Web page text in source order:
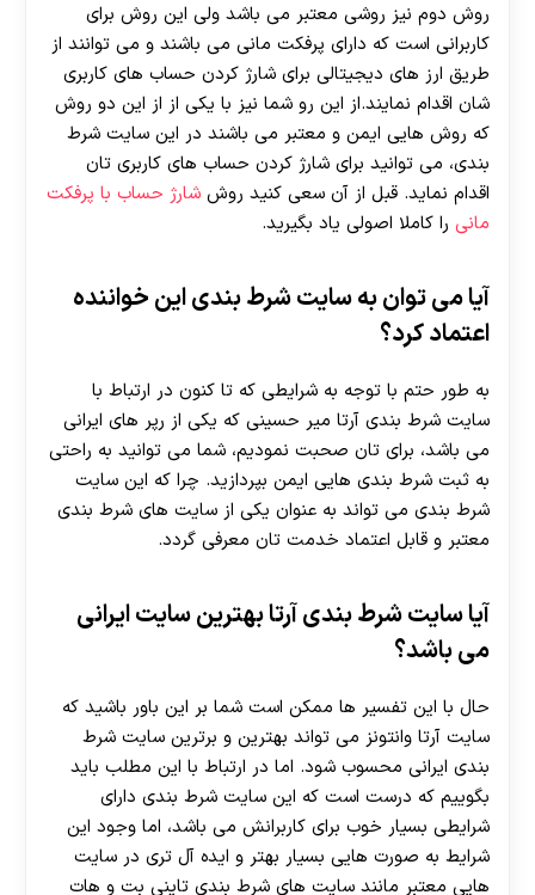
روش دوم نیز روشی معتبر می باشد ولی این روش برای
کاربرانی است که دارای پرفکت مانی می باشند و می توانند از
طریق ارز های دیجیتالی برای شارژ کردن حساب های کاربری
شان اقدام نمایند.از این رو شما نیز با یکی از از این دو روش
که روش هایی ایمن و معتبر می باشند در این سایت شرط
بندی، می توانید برای شارژ کردن حساب های کاربری تان
اقدام نماید. قبل از آن سعی کنید روش شارژ حساب با پرفکت
مانی را کاملا اصولی یاد بگیرید.
آیا می توان به سایت شرط بندی این خواننده
اعتماد کرد؟
به طور حتم با توجه به شرایطی که تا کنون در ارتباط با
سایت شرط بندی آرتا میر حسینی که یکی از رپر های ایرانی
می باشد، برای تان صحبت نمودیم، شما می توانید به راحتی
به ثبت شرط بندی هایی ایمن بپردازید. چرا که این سایت
شرط بندی می تواند به عنوان یکی از سایت های شرط بندی
معتبر و قابل اعتماد خدمت تان معرفی گردد.
آیا سایت شرط بندی آرتا بهترین سایت ایرانی
می باشد؟
حال با این تفسیر ها ممکن است شما بر این باور باشید که
سایت آرتا وانتونز می تواند بهترین و برترین سایت شرط
بندی ایرانی محسوب شود. اما در ارتباط با این مطلب باید
بگوییم که درست است که این سایت شرط بندی دارای
شرایطی بسیار خوب برای کاربرانش می باشد، اما وجود این
شرایط به صورت هایی بسیار بهتر و ایده آل تری در سایت
هایی معتبر مانند سایت های شرط بندی تاینی بت و هات